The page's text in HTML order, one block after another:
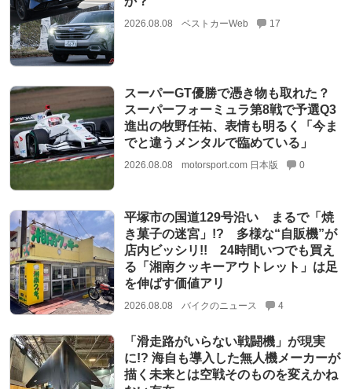
2026.08.08 ベストカーWeb 17
スーパーGT優勝で憑き物も取れた？
スーパーフォーミュラ第8戦で予選Q3
進出の牧野任祐、表情も明るく「今ま
でと違うメンタルで臨めている」
2026.08.08 motorsport.com 日本版 0
平塚市の国道129号沿い まるで「焼
き菓子の迷宮」!? 多様な“自販機”が
店内ビッシリ!! 24時間いつでも買え
る「湘南クッキーアウトレット」は足
を伸ばす価値アリ
2026.08.08 バイクのニュース 4
「滑走路がいらない戦闘機」が現実
に!? 海自も導入した無人機メーカーが
描く未来とは空戦そのものを変えかね